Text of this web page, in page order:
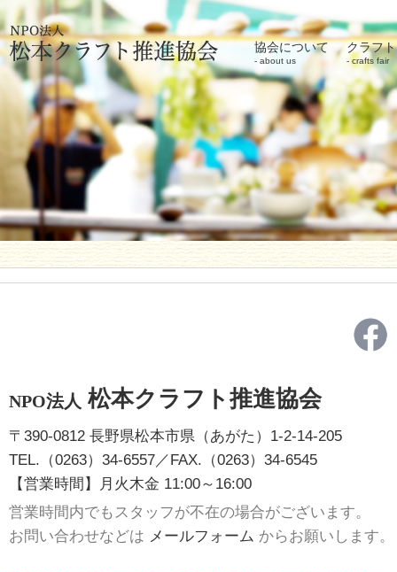
協会について
about us
クラフ
crafts fair
NPO法人 松本クラフト推進協会
〒390-0812 長野県松本市県（あがた）1-2-14-205
TEL.（0263）34-6557／FAX.（0263）34-6545
【営業時間】月火木金 11:00～16:00
営業時間内でもスタッフが不在の場合がございます。
お問い合わせなどは メールフォーム からお願いします。